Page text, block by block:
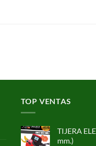
TOP VENTAS
TIJERA
mm.)